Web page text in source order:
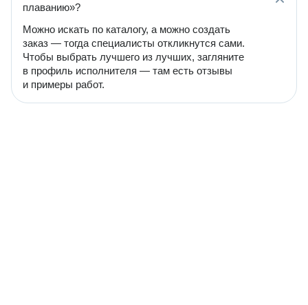
плаванию»?
Можно искать по каталогу, а можно создать
заказ — тогда специалисты откликнутся сами.
Чтобы выбрать лучшего из лучших, загляните
в профиль исполнителя — там есть отзывы
и примеры работ.